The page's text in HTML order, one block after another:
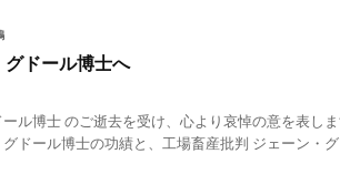
ドール博士へ
ル博士 のご逝去を受け、心より哀悼の意を表し
ドール博士の功績と、工場畜産批判 ジェーン・グ